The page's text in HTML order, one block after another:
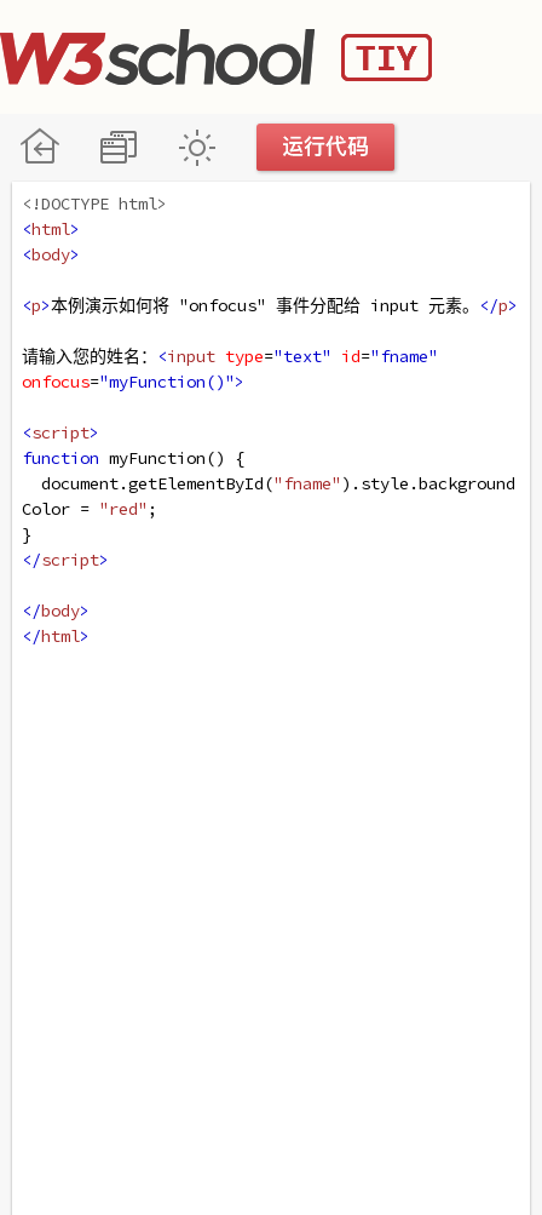
<!DOCTYPE html>
<html>
<body>
<p>本例演示如何将 "onfocus" 事件分配给 input 元素。 </p>
请输入您的姓名： <input type="text" id="fname"
onfocus="myFunction()">
<script>
function myFunction() {
document.getElementById("fname" ). style .background
Color = "red" ;
}
</script>
</body>
</html>